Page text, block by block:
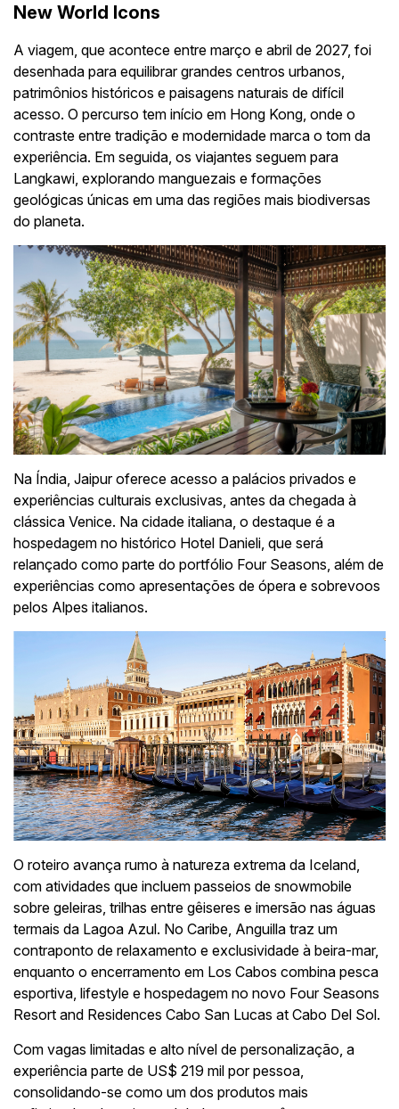
New World Icons
A viagem, que acontece entre março e abril de 2027, foi
desenhada para equilibrar grandes centros urbanos,
patrimônios históricos e paisagens naturais de difícil
acesso. O percurso tem início em Hong Kong, onde o
contraste entre tradição e modernidade marca o tom da
experiência. Em seguida, os viajantes seguem para
Langkawi, explorando manguezais e formações
geológicas únicas em uma das regiões mais biodiversas
do planeta.
Na Índia, Jaipur oferece acesso a palácios privados e
experiências culturais exclusivas, antes da chegada à
clássica Venice. Na cidade italiana, o destaque é a
hospedagem no histórico Hotel Danieli, que será
relançado como parte do portfólio Four Seasons, além de
experiências como apresentações de ópera e sobrevoos
pelos Alpes italianos.
O roteiro avança rumo à natureza extrema da Iceland,
com atividades que incluem passeios de snowmobile
sobre geleiras, trilhas entre gêiseres e imersão nas águas
termais da Lagoa Azul. No Caribe, Anguilla traz um
contraponto de relaxamento e exclusividade à beira-mar,
enquanto o encerramento em Los Cabos combina pesca
esportiva, lifestyle e hospedagem no novo Four Seasons
Resort and Residences Cabo San Lucas at Cabo Del Sol.
Com vagas limitadas e alto nível de personalização, a
experiência parte de US$ 219 mil por pessoa,
consolidando-se como um dos produtos mais